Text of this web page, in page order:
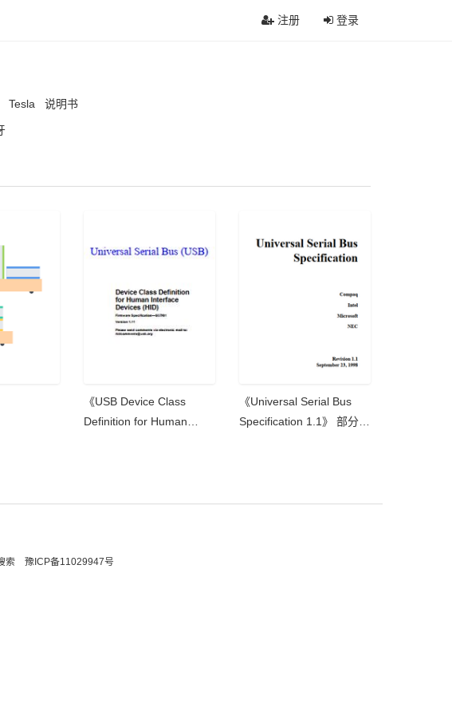
注册 登录
Tesla 说明书
《USB Device Class
Definition for Human
《Universal Serial Bus
Specification 1.1》 部分学
索 豫ICP备11029947号